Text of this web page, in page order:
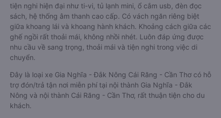
tiện nghi hiện đại như ti-vi, tủ lạnh mini, ổ cắm usb, đèn đọc
sách, hệ thống âm thanh cao cấp. Có vách ngăn riêng biệt
giữa khoang lái và khoang hành khách. Khoảng cách giữa các
ghế ngồi rất thoải mái, không nhồi nhét. Luôn đáp ứng được
nhu cầu về sang trọng, thoải mái và tiện nghi trong việc di
chuyển.
Đây là loại xe Gia Nghĩa - Đắk Nông Cái Răng - Cần Thơ có hỗ
trợ đón/trả tận nơi miễn phí tại nội thành Gia Nghĩa - Đắk
Nông và nội thành Cái Răng - Cần Thơ, rất thuận tiện cho du
khách.